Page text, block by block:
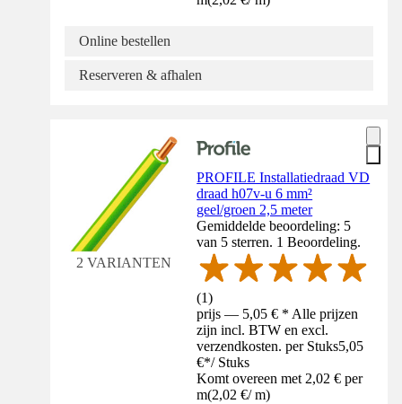
Online bestellen
Reserveren & afhalen
2 VARIANTEN
PROFILE Installatiedraad VD
draad h07v-u 6 mm²
geel/groen 2,5 meter
Gemiddelde beoordeling: 5
van 5 sterren. 1 Beoordeling.
(1)
prijs — 5,05 € * Alle prijzen
zijn incl. BTW en excl.
verzendkosten. per Stuks5,05
€*/ Stuks
Komt overeen met 2,02 € per
m(2,02 €/ m)